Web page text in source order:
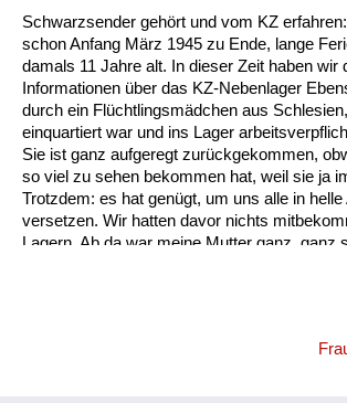
Schwarzsender gehört und vom KZ
schon Anfang März 1945 zu Ende, lange
damals 11 Jahre alt. In dieser Zeit haben wir
Informationen über das KZ-Nebenlager
durch ein Flüchtlingsmädchen aus
einquartiert war und ins Lager
Sie ist ganz aufgeregt zurückgekommen,
so viel zu sehen bekommen hat, weil sie ja
Trotzdem: es hat genügt, um uns alle in
versetzen. Wir hatten davor nichts
Lagern. Ab da war meine Mutter ganz, ganz
dass uns jemand anzeigt, aber ich habe
uns hören? Ich drehe ja eh ganz leise. Ich